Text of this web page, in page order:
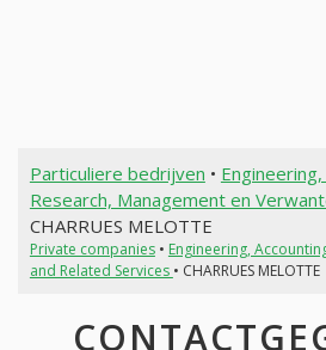
Particuliere bedrijven •
Research, Management en
CHARRUES MELOTTE
Private companies• Engineering,
and Related Services • CHARRUES MELOTTE